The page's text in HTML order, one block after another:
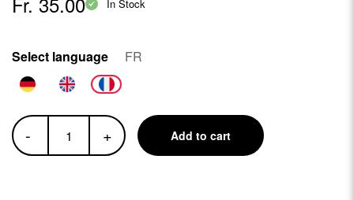
In Stock
Select language FR
- + Add to cart